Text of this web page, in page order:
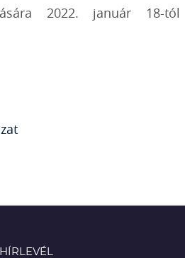
2022. január 18-tól
HÍRLEVÉL